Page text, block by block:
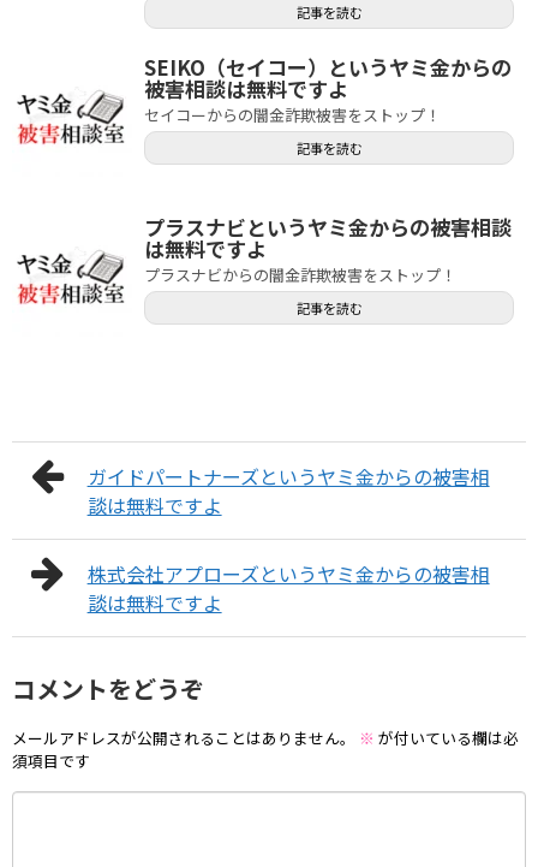
記事を読む
SEIKO（セイコー）というヤミ金からの
被害相談は無料ですよ
セイコーからの闇金詐欺被害をストップ！
記事を読む
プラスナビというヤミ金からの被害相談
は無料ですよ
プラスナビからの闇金詐欺被害をストップ！
記事を読む
ガイドパートナーズというヤミ金からの被害相
談は無料ですよ
株式会社アプローズというヤミ金からの被害相
談は無料ですよ
コメントをどうぞ
メールアドレスが公開されることはありません。 ※ が付いている欄は必
須項目です